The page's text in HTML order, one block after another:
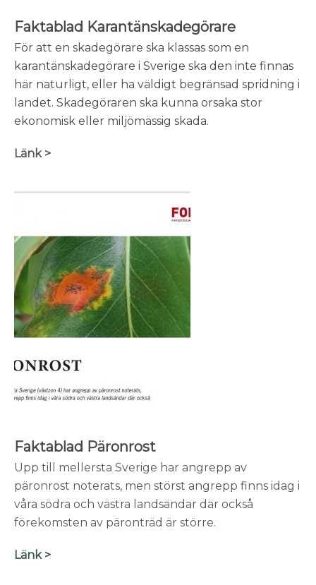
Faktablad Karantänskadegörare
För att en skadegörare ska klassas som en
karantänskadegörare i Sverige ska den inte finnas
här naturligt, eller ha väldigt begränsad spridning i
landet. Skadegöraren ska kunna orsaka stor
ekonomisk eller miljömässig skada.
Länk >
Faktablad Päronrost
Upp till mellersta Sverige har angrepp av
päronrost noterats, men störst angrepp finns idag i
våra södra och västra landsändar där också
förekomsten av päronträd är större.
Länk >